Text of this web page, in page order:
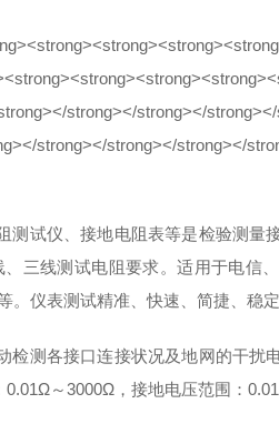
试仪、接地电阻表等是检验测量
三线测试电阻要求。适用于电信
仪表测试精准、快速、简捷、稳定
检测各接口连接状况及地网的干扰
～3000Ω，接地电压范围：0.01